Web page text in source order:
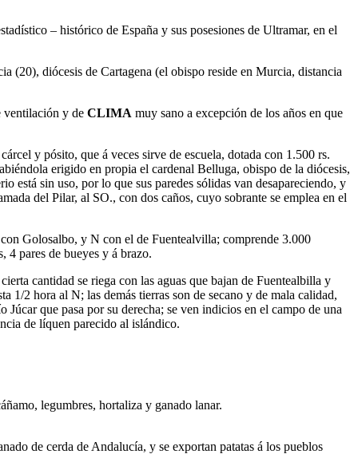
– histórico de España y sus posesiones de Ultramar, en el
(20), diócesis de Cartagena (el obispo reside en Murcia, distancia
ventilación y de CLIMA muy sano a excepción de los años en que
y pósito, que á veces sirve de escuela, dotada con 1.500 rs.
erigido en propia el cardenal Belluga, obispo de la diócesis,
está sin uso, por lo que sus paredes sólidas van desapareciendo, y
del Pilar, al SO., con dos caños, cuyo sobrante se emplea en el
Golosalbo, y N con el de Fuentealvilla; comprende 3.000
4 pares de bueyes y á brazo.
cantidad se riega con las aguas que bajan de Fuentealbilla y
1/2 hora al N; las demás tierras son de secano y de mala calidad,
que pasa por su derecha; se ven indicios en el campo de una
de líquen parecido al islándico.
legumbres, hortaliza y ganado lanar.
de cerda de Andalucía, y se exportan patatas á los pueblos